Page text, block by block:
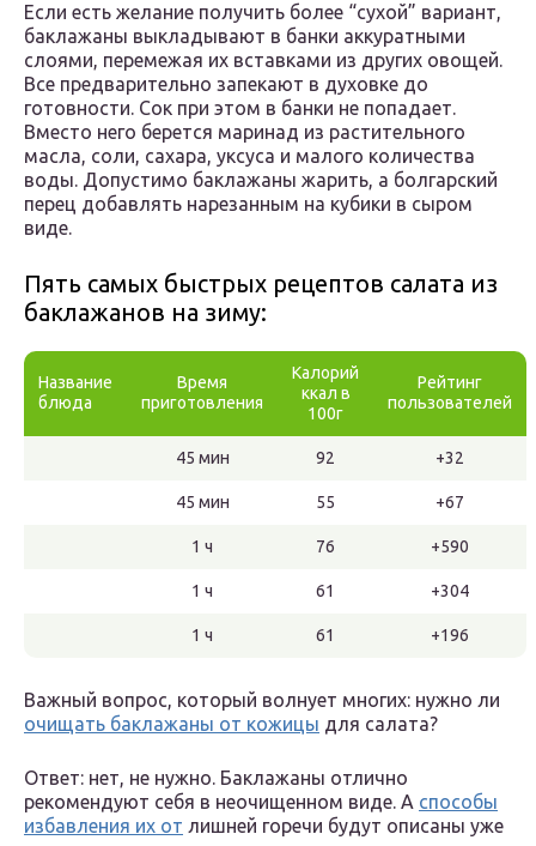
Если есть желание получить более “сухой” вариант,
баклажаны выкладывают в банки аккуратными
слоями, перемежая их вставками из других овощей.
Все предварительно запекают в духовке до
готовности. Сок при этом в банки не попадает.
Вместо него берется маринад из растительного
масла, соли, сахара, уксуса и малого количества
воды. Допустимо баклажаны жарить, а болгарский
перец добавлять нарезанным на кубики в сыром
виде.
Пять самых быстрых рецептов салата из
баклажанов на зиму:
Название
блюда
Время
приготовления
Калорий
ккал в
100г
Рейтинг
пользователей
45 мин 92 +32
45 мин 55 +67
1 ч 76 +590
1 ч 61 +304
1 ч 61 +196
Важный вопрос, который волнует многих: нужно ли
очищать баклажаны от кожицы для салата?
Ответ: нет, не нужно. Баклажаны отлично
рекомендуют себя в неочищенном виде. А способы
избавления их от лишней горечи будут описаны уже